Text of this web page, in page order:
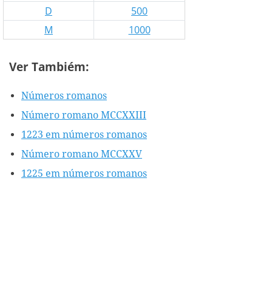
D
500
M
1000
Ver Tambiém:
Números romanos
Número romano MCCXXIII
1223 em números romanos
Número romano MCCXXV
1225 em números romanos